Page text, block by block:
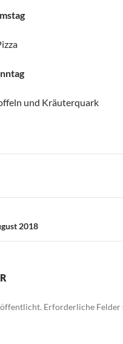
und Kräuterquark
2018
Erforderliche Felder